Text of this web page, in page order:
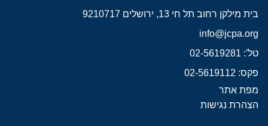
בית מילקן רחוב תל חי 13, ירושלים 9210717
info@jcpa.org
טל': 02-5619281
פקס: 02-5619112
מפת אתר
הצהרת נגישות